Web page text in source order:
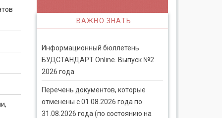
ВАЖНО ЗНАТЬ
Информационный бюллетень
БУДСТАНДАРТ Online. Выпуск №2
2026 года
Перечень документов, которые
отменены с 01.08.2026 года по
31.08.2026 года (по состоянию на